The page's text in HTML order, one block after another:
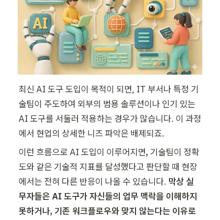
최신 AI 도구 도입이 목적이 되면, IT 부서나 특정 기
술팀이 주도하여 외부의 범용 솔루션이나 인기 있는
AI 도구를 서둘러 적용하는 경우가 많습니다. 이 과정
에서 현업의 상세한 니즈 파악은 배제되죠.
이런 흐름으로 AI 도입이 이루어지면, 기술팀이 정확
도와 같은 기술적 지표를 달성했다고 판단할 때 현장
에서는 전혀 다른 반응이 나올 수 있습니다. 막상 실
무자들은 AI 도구가 자신들의 업무 맥락을 이해하지
못하거나, 기존 워크플로우와 맞지 않는다는 이유로